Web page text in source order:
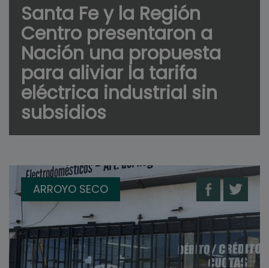
Santa Fe y la Región
Centro presentaron a
Nación una propuesta
para aliviar la tarifa
eléctrica industrial sin
subsidios
ARROYO SECO